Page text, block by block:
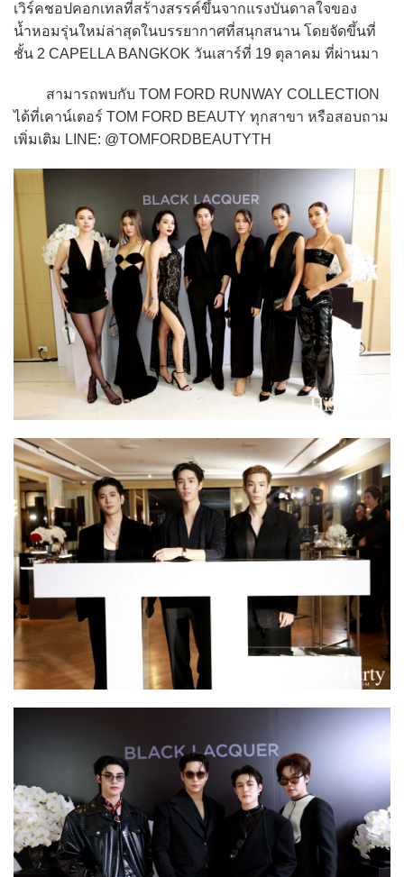
เวิร์คชอปคอกเทลที่สร้างสรรค์ขึ้นจากแรงบันดาลใจของ
น้ำหอมรุ่นใหม่ล่าสุดในบรรยากาศที่สนุกสนาน โดยจัดขึ้นที่
ชั้น 2 CAPELLA BANGKOK วันเสาร์ที่ 19 ตุลาคม ที่ผ่านมา
สามารถพบกับ TOM FORD RUNWAY COLLECTION
ได้ที่เคาน์เตอร์ TOM FORD BEAUTY ทุกสาขา หรือสอบถาม
เพิ่มเติม LINE: @TOMFORDBEAUTYTH